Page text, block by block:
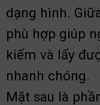
dạng hình.
phù hợp giúp
kiếm và lấy
nhanh chóng.
Mặt sau là